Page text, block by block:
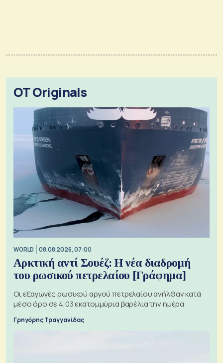
OT Originals
WORLD 08.08.2026, 07:00
Αρκτική αντί Σουέζ: Η νέα διαδρομή
του ρωσικού πετρελαίου [Γράφημα]
Οι εξαγωγές ρωσικού αργού πετρελαίου ανήλθαν κατά
μέσο όρο σε 4,03 εκατομμύρια βαρέλια την ημέρα
Γρηγόρης Τραγγανίδας